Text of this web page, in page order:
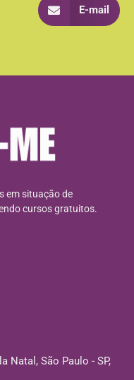
E-mail
em situação de
cursos gratuitos.
Natal, São Paulo - SP,